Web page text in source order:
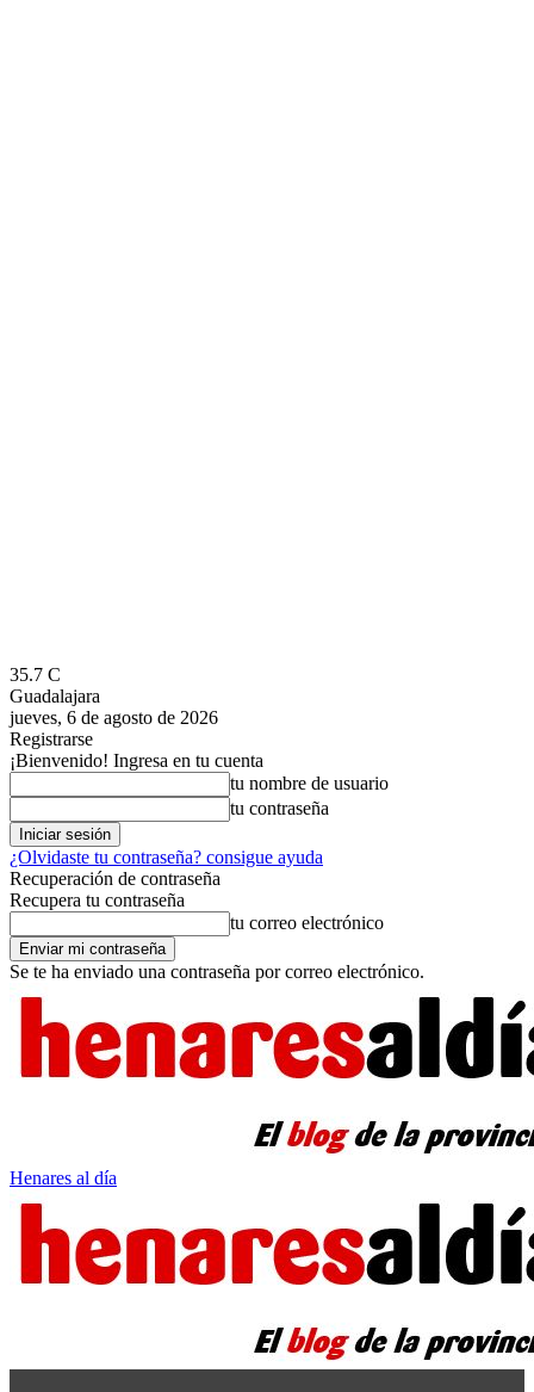
35.7 C
Guadalajara
jueves, 6 de agosto de 2026
Registrarse
¡Bienvenido! Ingresa en tu cuenta
tu nombre de usuario
tu contraseña
¿Olvidaste tu contraseña? consigue ayuda
Recuperación de contraseña
Recupera tu contraseña
tu correo electrónico
Se te ha enviado una contraseña por correo electrónico.
Henares al día